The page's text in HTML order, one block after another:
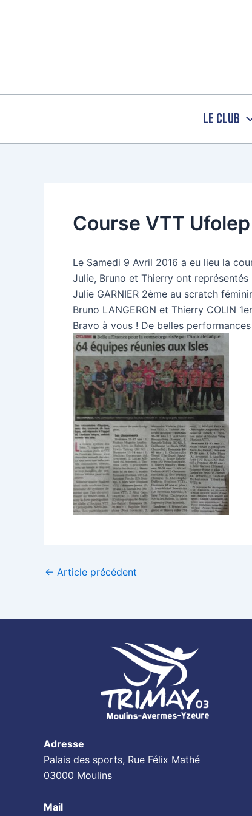
Le Club
Course VTT Ufolep
Le Samedi 9 Avril 2016 a eu lieu la
Julie, Bruno et Thierry ont
Julie GARNIER 2ème au scratch
Bruno LANGERON et Thierry COLIN
Bravo à vous ! De belles
← Article précédent
Adresse
Palais des sports, Rue Félix Mathé
03000 Moulins
Mail